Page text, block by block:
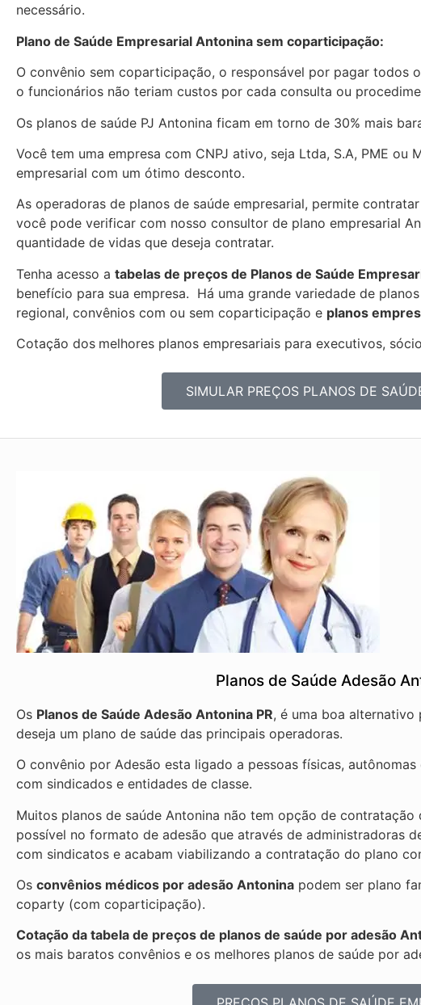
necessário.
Plano de Saúde Empresarial Antonina sem coparticipação:
O convênio sem coparticipação, o responsável por pagar todos
o funcionários não teriam custos por cada consulta ou
Os planos de saúde PJ Antonina ficam em torno de 30% mais
Você tem uma empresa com CNPJ ativo, seja Ltda, S.A, PME ou
empresarial com um ótimo desconto.
As operadoras de planos de saúde empresarial, permite
você pode verificar com nosso consultor de plano empresarial
quantidade de vidas que deseja contratar.
Tenha acesso a tabelas de preços de Planos de Saúde
benefício para sua empresa. Há uma grande variedade de
regional, convênios com ou sem coparticipação e planos
Cotação dos melhores planos empresariais para executivos,
SIMULAR PREÇOS PLANOS DE
Planos de Saúde Adesão
Os Planos de Saúde Adesão Antonina PR, é uma boa alternativo
deseja um plano de saúde das principais operadoras.
O convênio por Adesão esta ligado a pessoas físicas,
com sindicados e entidades de classe.
Muitos planos de saúde Antonina não tem opção de
possível no formato de adesão que através de administradoras
com sindicatos e acabam viabilizando a contratação do plano
Os convênios médicos por adesão Antonina podem ser plano
coparty (com coparticipação).
Cotação da tabela de preços de planos de saúde por adesão
os mais baratos convênios e os melhores planos de saúde por